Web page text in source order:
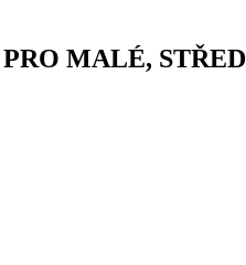
MALÉ,